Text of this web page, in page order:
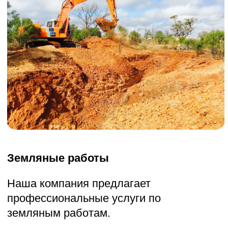
Мы аккуратно и оперативно уберём
опилки, стружку, обрезки досок и другие
отходы древесины с вашей территории.
Затем мы вывезем их на
специализированные полигоны для
утилизации или хранения.
УЗНАТЬ ПОДРОБНОСТИ